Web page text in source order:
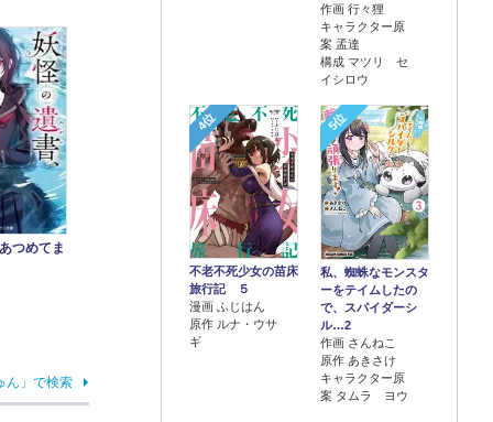
作画 行々狸
キャラクター原
案 孟達
構成 マツリ セ
イシロウ
4位
不老不死少女の苗床
旅行記 ５
漫画 ふじはん
原作 ルナ・ウサ
ギ
5位
私、蜘蛛なモンスタ
ーをテイムしたの
で、スパイダーシ
ル…2
作画 さんねこ
原作 あきさけ
キャラクター原
案 タムラ ヨウ
つめてま
ん」で検索